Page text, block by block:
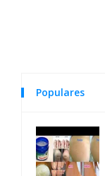
Populares